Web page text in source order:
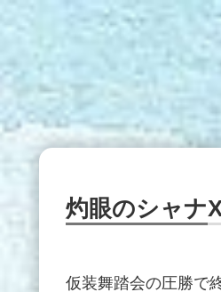
灼眼のシャナ
仮装舞踏会の圧勝で